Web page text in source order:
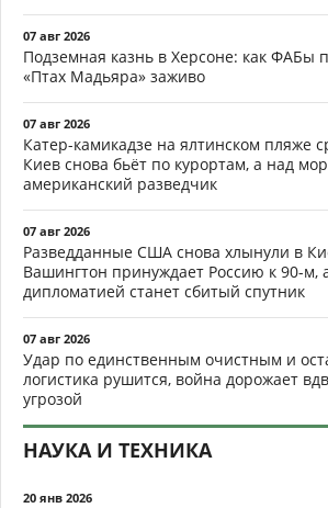
07 авг 2026
Подземная казнь в Херсоне: как ФАБы
«Птах Мадьяра» заживо
07 авг 2026
Катер-камикадзе на ялтинском пляже
Киев снова бьёт по курортам, а над
американский разведчик
07 авг 2026
Разведданные США снова хлынули в
Вашингтон принуждает Россию к 90-м,
дипломатией станет сбитый спутник
07 авг 2026
Удар по единственным очистным и
логистика рушится, война дорожает
угрозой
НАУКА И ТЕХНИКА
20 янв 2026